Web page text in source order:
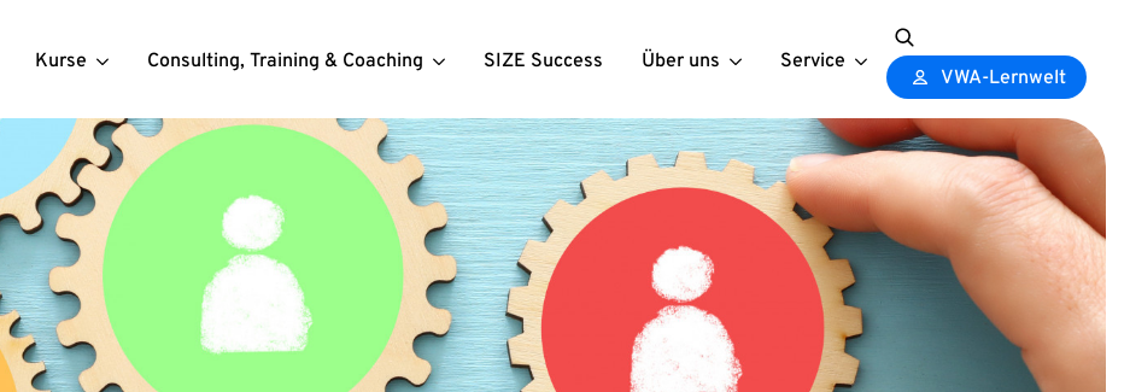
Kurse Consulting, Training & Coaching SIZE Success Über uns Service
Search
for:
VWA-Lernwelt